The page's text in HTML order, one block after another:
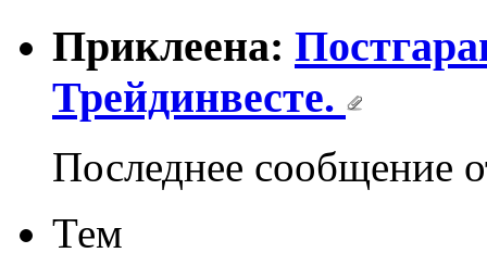
Приклеена:
Трейдинвесте.
Последнее сообщение
Тем